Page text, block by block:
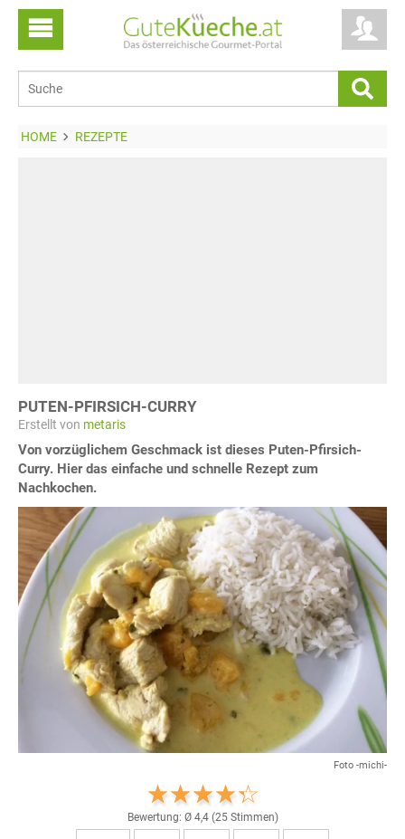
HOME REZEPTE
PUTEN-PFIRSICH-CURRY
Erstellt von metaris
Von vorzüglichem Geschmack ist dieses Puten-Pfirsich-
Curry. Hier das einfache und schnelle Rezept zum
Nachkochen.
Foto -michi-
Bewertung: Ø 4,4(25Stimmen)